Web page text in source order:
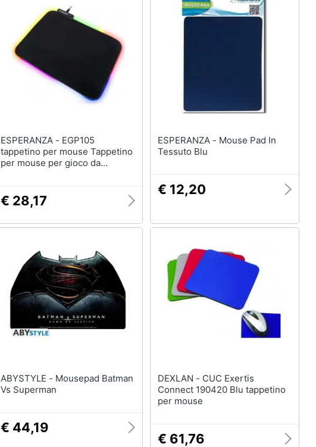
ESPERANZA - EGP105
tappetino per mouse Tappetino
per mouse per gioco da
€ 28,17
ESPERANZA - Mouse Pad In
Tessuto Blu
€ 12,20
ABYSTYLE - Mousepad Batman
Vs Superman
€ 44,19
DEXLAN - CUC Exertis
Connect 190420 Blu tappetino
per mouse
€ 61,76